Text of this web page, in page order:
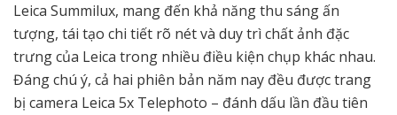
Leica Summilux, mang đến khả năng thu sáng ấn
tượng, tái tạo chi tiết rõ nét và duy trì chất ảnh đặc
trưng của Leica trong nhiều điều kiện chụp khác nhau.
Đáng chú ý, cả hai phiên bản năm nay đều được trang
bị camera Leica 5x Telephoto – đánh dấu lần đầu tiên